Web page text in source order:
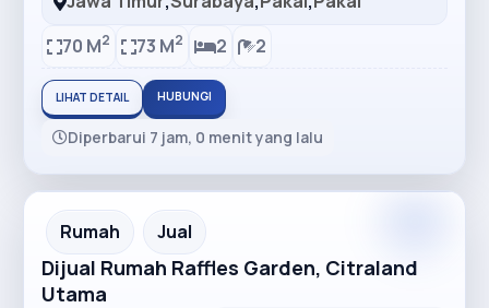
70 M2 73 M2 2 2
LIHAT DETAIL HUBUNGI
Diperbarui 7 jam, 0 menit yang lalu
Recommended
Rumah Jual
Dijual Rumah Raffles Garden, Citraland
Utama